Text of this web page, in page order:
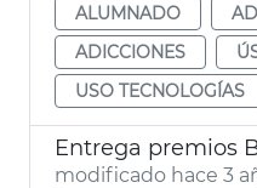
ALUMNADO
ADICCIONES
USO TECNOLOGÍAS
Entrega premios
modificado hace 3